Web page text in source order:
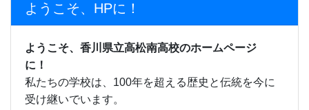
ようこそ、HPに！
ようこそ、香川県立高松南高校のホームページ
に！
私たちの学校は、100年を超える歴史と伝統を今に
受け継いでいます。